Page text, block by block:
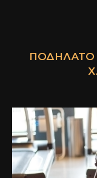
ΠΟΔΉΛΑΤΟ